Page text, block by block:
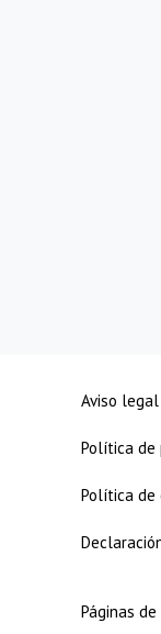
Aviso legal
Política de
Política de
Páginas